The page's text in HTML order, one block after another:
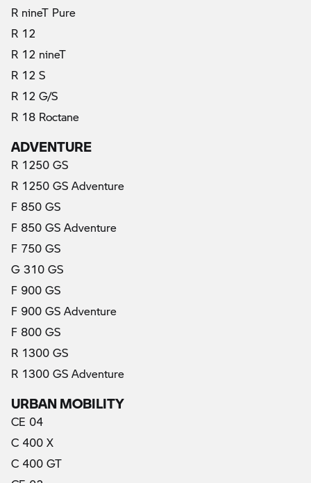
R nineT Pure
R 12
R 12 nineT
R 12 S
R 12 G/S
R 18 Roctane
ADVENTURE
R 1250 GS
R 1250 GS Adventure
F 850 GS
F 850 GS Adventure
F 750 GS
G 310 GS
F 900 GS
F 900 GS Adventure
F 800 GS
R 1300 GS
R 1300 GS Adventure
URBAN MOBILITY
CE 04
C 400 X
C 400 GT